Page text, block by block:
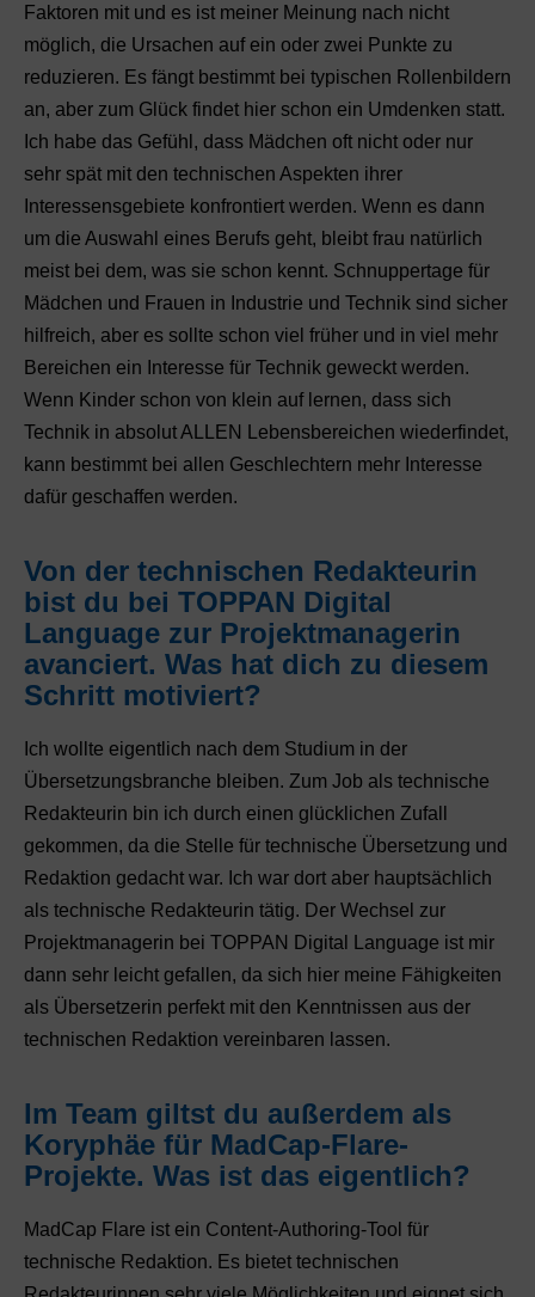
Faktoren mit und es ist meiner Meinung nach nicht
möglich, die Ursachen auf ein oder zwei Punkte zu
reduzieren. Es fängt bestimmt bei typischen Rollenbildern
an, aber zum Glück findet hier schon ein Umdenken statt.
Ich habe das Gefühl, dass Mädchen oft nicht oder nur
sehr spät mit den technischen Aspekten ihrer
Interessensgebiete konfrontiert werden. Wenn es dann
um die Auswahl eines Berufs geht, bleibt frau natürlich
meist bei dem, was sie schon kennt. Schnuppertage für
Mädchen und Frauen in Industrie und Technik sind sicher
hilfreich, aber es sollte schon viel früher und in viel mehr
Bereichen ein Interesse für Technik geweckt werden.
Wenn Kinder schon von klein auf lernen, dass sich
Technik in absolut ALLEN Lebensbereichen wiederfindet,
kann bestimmt bei allen Geschlechtern mehr Interesse
dafür geschaffen werden.
Von der technischen Redakteurin
bist du bei TOPPAN Digital
Language zur Projektmanagerin
avanciert. Was hat dich zu diesem
Schritt motiviert?
Ich wollte eigentlich nach dem Studium in der
Übersetzungsbranche bleiben. Zum Job als technische
Redakteurin bin ich durch einen glücklichen Zufall
gekommen, da die Stelle für technische Übersetzung und
Redaktion gedacht war. Ich war dort aber hauptsächlich
als technische Redakteurin tätig. Der Wechsel zur
Projektmanagerin bei TOPPAN Digital Language ist mir
dann sehr leicht gefallen, da sich hier meine Fähigkeiten
als Übersetzerin perfekt mit den Kenntnissen aus der
technischen Redaktion vereinbaren lassen.
Im Team giltst du außerdem als
Koryphäe für MadCap-Flare-
Projekte. Was ist das eigentlich?
MadCap Flare ist ein Content-Authoring-Tool für
technische Redaktion. Es bietet technischen